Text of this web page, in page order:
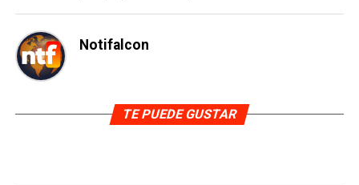
Notifalcon
TE PUEDE GUSTAR